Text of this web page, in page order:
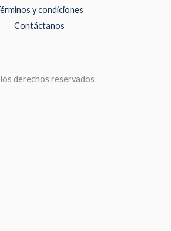
y condiciones
Contáctanos
derechos reservados